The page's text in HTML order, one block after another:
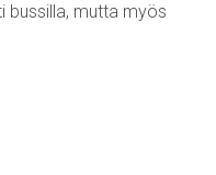
bussilla, mutta myös